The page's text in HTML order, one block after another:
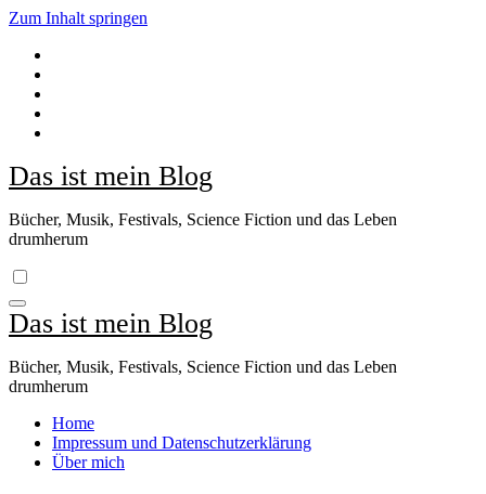
Zum Inhalt springen
Das ist mein Blog
Bücher, Musik, Festivals, Science Fiction und das Leben
drumherum
Das ist mein Blog
Bücher, Musik, Festivals, Science Fiction und das Leben
drumherum
Home
Impressum und Datenschutzerklärung
Über mich